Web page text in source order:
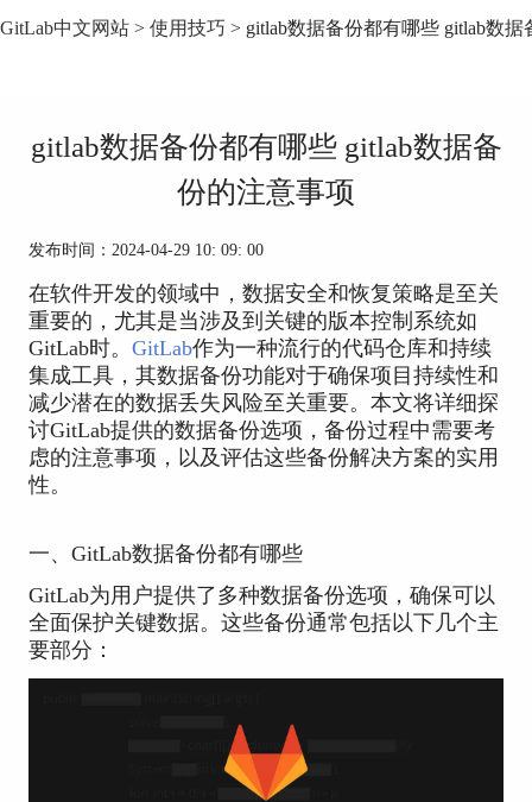
GitLab中文网站 > 使用技巧 > gitlab数据备份都有哪些 gitlab数
gitlab数据备份都有哪些 gitlab数据备
份的注意事项
发布时间：2024-04-29 10: 09: 00
在软件开发的领域中，数据安全和恢复策略是至关
重要的，尤其是当涉及到关键的版本控制系统如
GitLab时。 GitLab作为一种流行的代码仓库和持续
集成工具，其数据备份功能对于确保项目持续性和
减少潜在的数据丢失风险至关重要。本文将详细探
讨GitLab提供的数据备份选项，备份过程中需要考
虑的注意事项，以及评估这些备份解决方案的实用
性。
一、GitLab数据备份都有哪些
GitLab为用户提供了多种数据备份选项，确保可以
全面保护关键数据。这些备份通常包括以下几个主
要部分：